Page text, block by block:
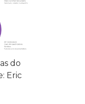
do
Eric